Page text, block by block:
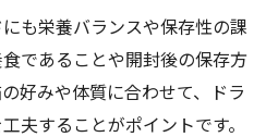
も栄養バランスや保存性の課
であることや開封後の保存方
好みや体質に合わせて、ドラ
夫することがポイントです。